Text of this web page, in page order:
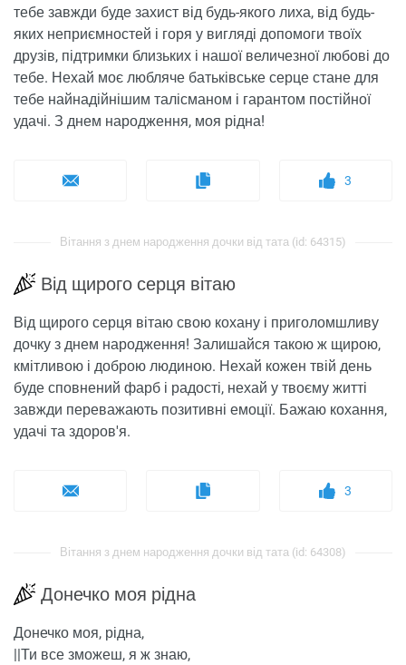
тебе завжди буде захист від будь-якого лиха, від будь-
яких неприємностей і горя у вигляді допомоги твоїх
друзів, підтримки близьких і нашої величезної любові до
тебе. Нехай моє любляче батьківське серце стане для
тебе найнадійнішим талісманом і гарантом постійної
удачі. З днем ​​народження, моя рідна!
3
Вітання з днем ​​народження дочки від тата (id: 64315)
Від щирого серця вітаю
Від щирого серця вітаю свою кохану і приголомшливу
дочку з днем ​​народження! Залишайся такою ж щирою,
кмітливою і доброю людиною. Нехай кожен твій день
буде сповнений фарб і радості, нехай у твоєму житті
завжди переважають позитивні емоції. Бажаю кохання,
удачі та здоров'я.
3
Вітання з днем ​​народження дочки від тата (id: 64308)
Донечко моя рідна
Донечко моя, рідна,
||Ти все зможеш, я ж знаю,